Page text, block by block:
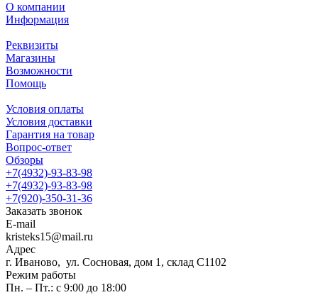
О компании
Информация
Реквизиты
Магазины
Возможности
Помощь
Условия оплаты
Условия доставки
Гарантия на товар
Вопрос-ответ
Обзоры
+7(4932)-93-83-98
+7(4932)-93-83-98
+7(920)-350-31-36
Заказать звонок
E-mail
kristeks15@mail.ru
Адрес
г. Иваново, ул. Сосновая, дом 1, склад С1102
Режим работы
Пн. – Пт.: с 9:00 до 18:00